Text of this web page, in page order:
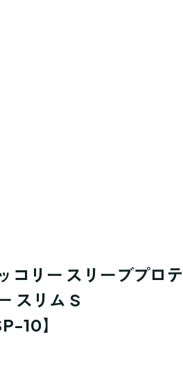
コリー スリーブプロテ
スリム S
10】